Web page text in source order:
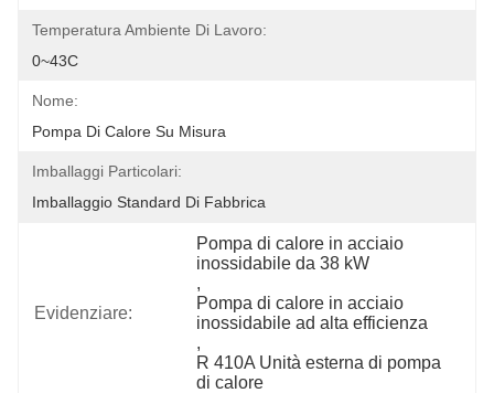
Temperatura Ambiente Di Lavoro:
0~43C
Nome:
Pompa Di Calore Su Misura
Imballaggi Particolari:
Imballaggio Standard Di Fabbrica
Evidenziare:
Pompa di calore in acciaio
inossidabile da 38 kW
,
Pompa di calore in acciaio
inossidabile ad alta efficienza
,
R 410A Unità esterna di pompa
di calore